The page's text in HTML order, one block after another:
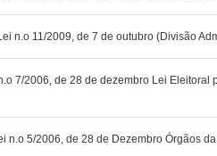
n.o 11/2009, de 7 de outubro (Divisão
7/2006, de 28 de dezembro Lei Eleitoral
n.o 5/2006, de 28 de Dezembro Órgãos